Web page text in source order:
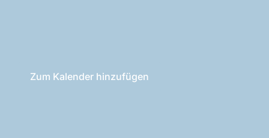
Zum Kalender hinzufügen